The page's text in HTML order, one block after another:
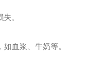
。
血浆、牛奶等。